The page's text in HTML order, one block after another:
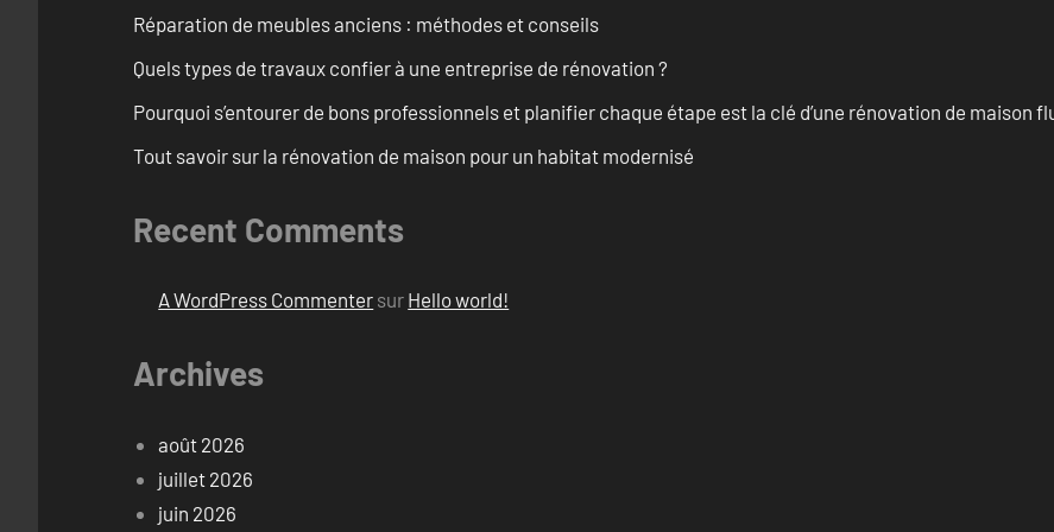
Réparation de meubles anciens : méthodes et conseils
Quels types de travaux confier à une entreprise de rénovation ?
Pourquoi s’entourer de bons professionnels et planifier chaque étape est la clé d’une rénovation de
Tout savoir sur la rénovation de maison pour un habitat modernisé
Recent Comments
A WordPress Commenter sur Hello world!
Archives
août 2026
juillet 2026
juin 2026